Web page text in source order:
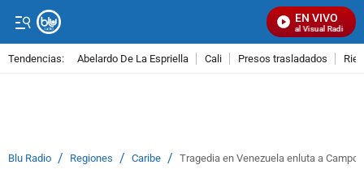
EN VIVO
Señal Visual Radio
Tendencias: Abelardo De La Espriella Cali Presos trasladados
Blu Radio / Regiones / Caribe / Tragedia en Venezuela enluta a